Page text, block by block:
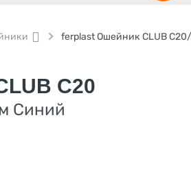
ferplast Ошейник CLUB
C20
Синий